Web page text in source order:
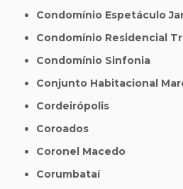
Condomínio Espetáculo
Condomínio Residencial
Condomínio Sinfonia
Conjunto Habitacional
Cordeirópolis
Coroados
Coronel Macedo
Corumbataí